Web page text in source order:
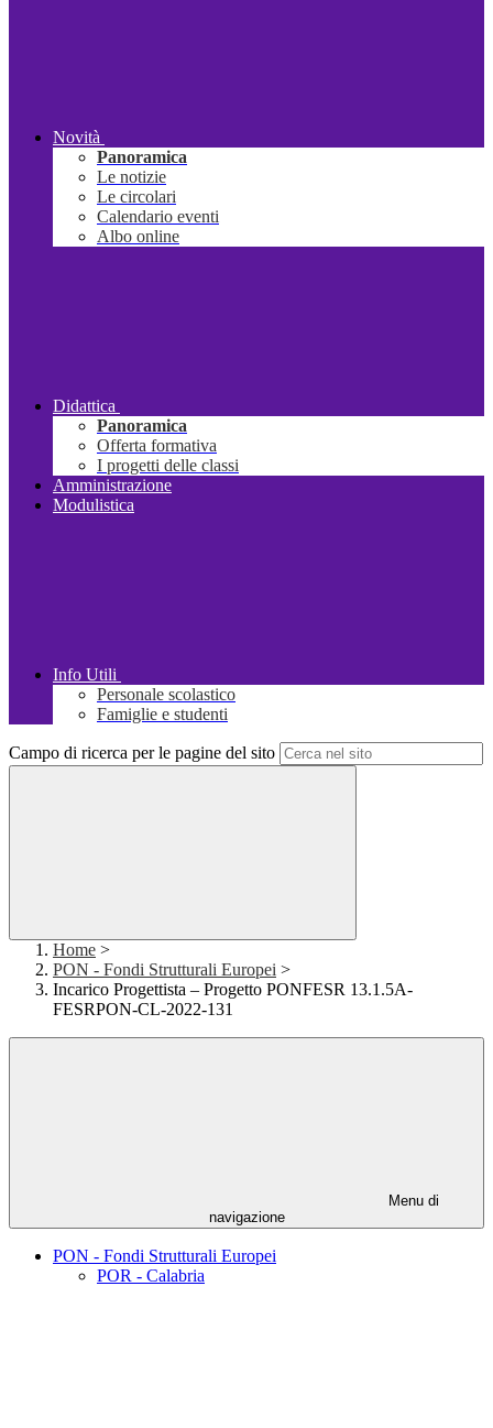
Novità
Panoramica
Le notizie
Le circolari
Calendario eventi
Albo online
Didattica
Panoramica
Offerta formativa
I progetti delle classi
Amministrazione
Modulistica
Info Utili
Personale scolastico
Famiglie e studenti
Campo di ricerca per le pagine del sito
Home >
PON - Fondi Strutturali Europei >
Incarico Progettista – Progetto PONFESR 13.1.5A-
FESRPON-CL-2022-131
Menu di
navigazione
PON - Fondi Strutturali Europei
POR - Calabria